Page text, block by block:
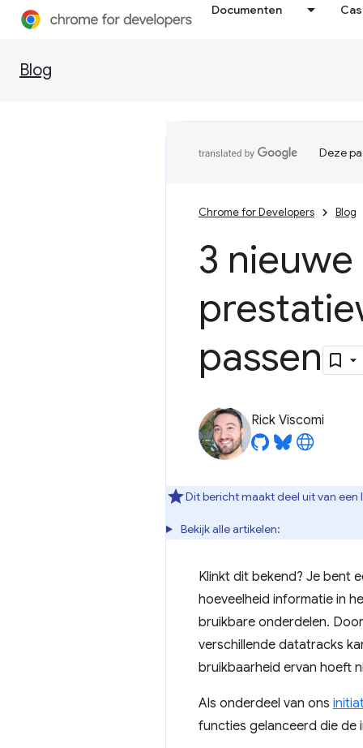
Documenten
Blog
Deze
Chrome for Developers Blog
3
passen
Rick Viscomi
Dit bericht maakt deel uit van een
Bekijk alle artikelen:
Klinkt dit bekend? Je bent
hoeveelheid informatie in
bruikbare onderdelen.
verschillende datatracks
bruikbaarheid ervan hoeft
Als onderdeel van ons
functies gelanceerd die de